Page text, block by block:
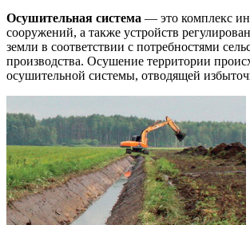
Осушительная система — это комплекс
сооружений, а также устройств
земли в соответствии с потребностями
производства. Осушение территории
осушительной системы, отводящей